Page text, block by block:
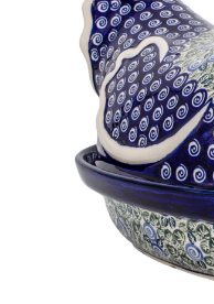
Recipiente depozitare
Accesorii decorative
Accesorii masa
Colectiile Flowers
Colectia Forget-me-nots
Colectia Basket of Blue
Colectii Artistice
Colectiile Country
Colectia Sweet Dreams
Colectia Leaf Bed
Colectia Autumn Garden
Colectia Little Flowers